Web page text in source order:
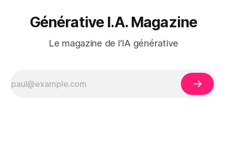
Générative I.A. Magazine
Le magazine de l'IA générative